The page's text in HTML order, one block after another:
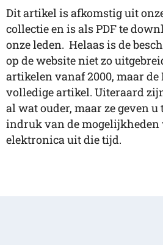
Dit artikel is afkomstig uit
collectie en is als PDF te
onze leden. Helaas is de
op de website niet zo
artikelen vanaf 2000, maar de
volledige artikel. Uiteraard
al wat ouder, maar ze geven u
indruk van de mogelijkheden
elektronica uit die tijd.